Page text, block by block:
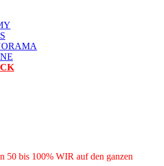
50 bis 100% WIR auf den ganzen